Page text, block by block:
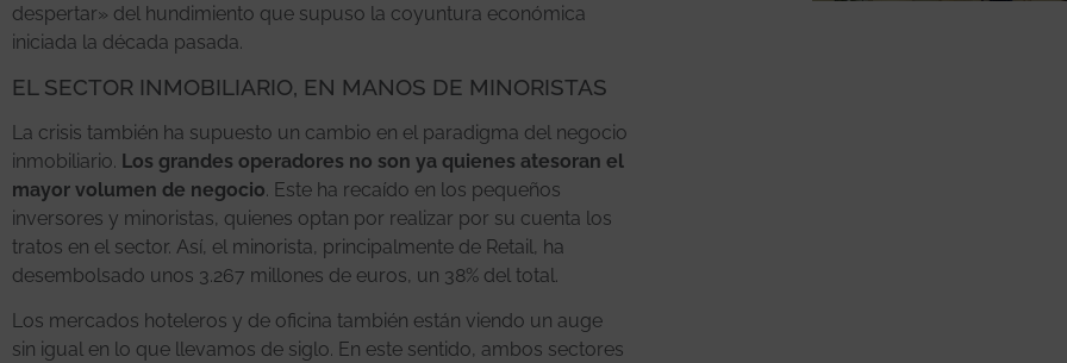
despertar» del hundimiento que supuso la coyuntura económica
iniciada la década pasada.
EL SECTOR INMOBILIARIO, EN MANOS DE MINORISTAS
La crisis también ha supuesto un cambio en el paradigma del negocio
inmobiliario. Los grandes operadores no son ya quienes atesoran el
mayor volumen de negocio. Este ha recaído en los pequeños
inversores y minoristas, quienes optan por realizar por su cuenta los
tratos en el sector. Así, el minorista, principalmente de Retail, ha
desembolsado unos 3.267 millones de euros, un 38% del total.
Los mercados hoteleros y de oficina también están viendo un auge
sin igual en lo que llevamos de siglo. En este sentido, ambos sectores